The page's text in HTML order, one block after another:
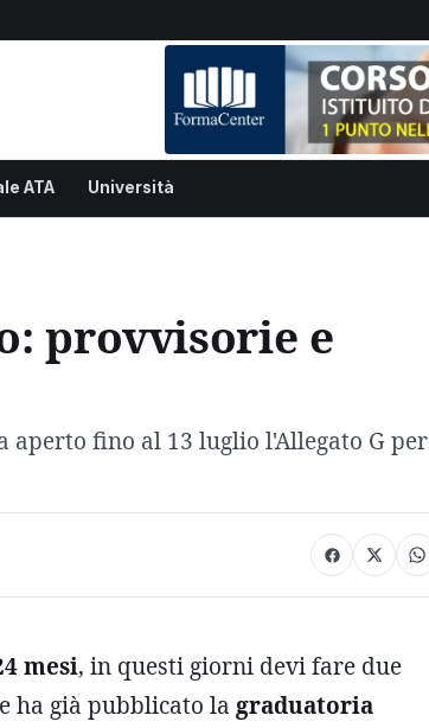
ATA Università
provvisorie e
aperto fino al 13 luglio l'Allegato G per
mesi, in questi giorni devi fare due
ha già pubblicato la graduatoria